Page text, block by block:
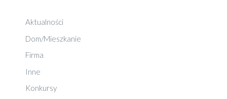
Aktualności
Dom/Mieszkanie
Firma
Inne
Konkursy